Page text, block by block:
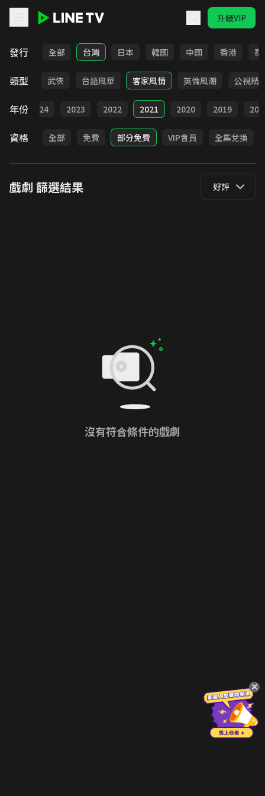
升級VIP
發行 全部 台灣 日本 韓國 中國 香港 泰
類型
時代 武俠 台語風華 客家風情 英倫風潮 公視精
年份 2024 2023 2022 2021 2020 2019
資格 全部 免費 部分免費 VIP會員 全集兌換
戲劇 篩選結果 好評
沒有符合條件的戲劇